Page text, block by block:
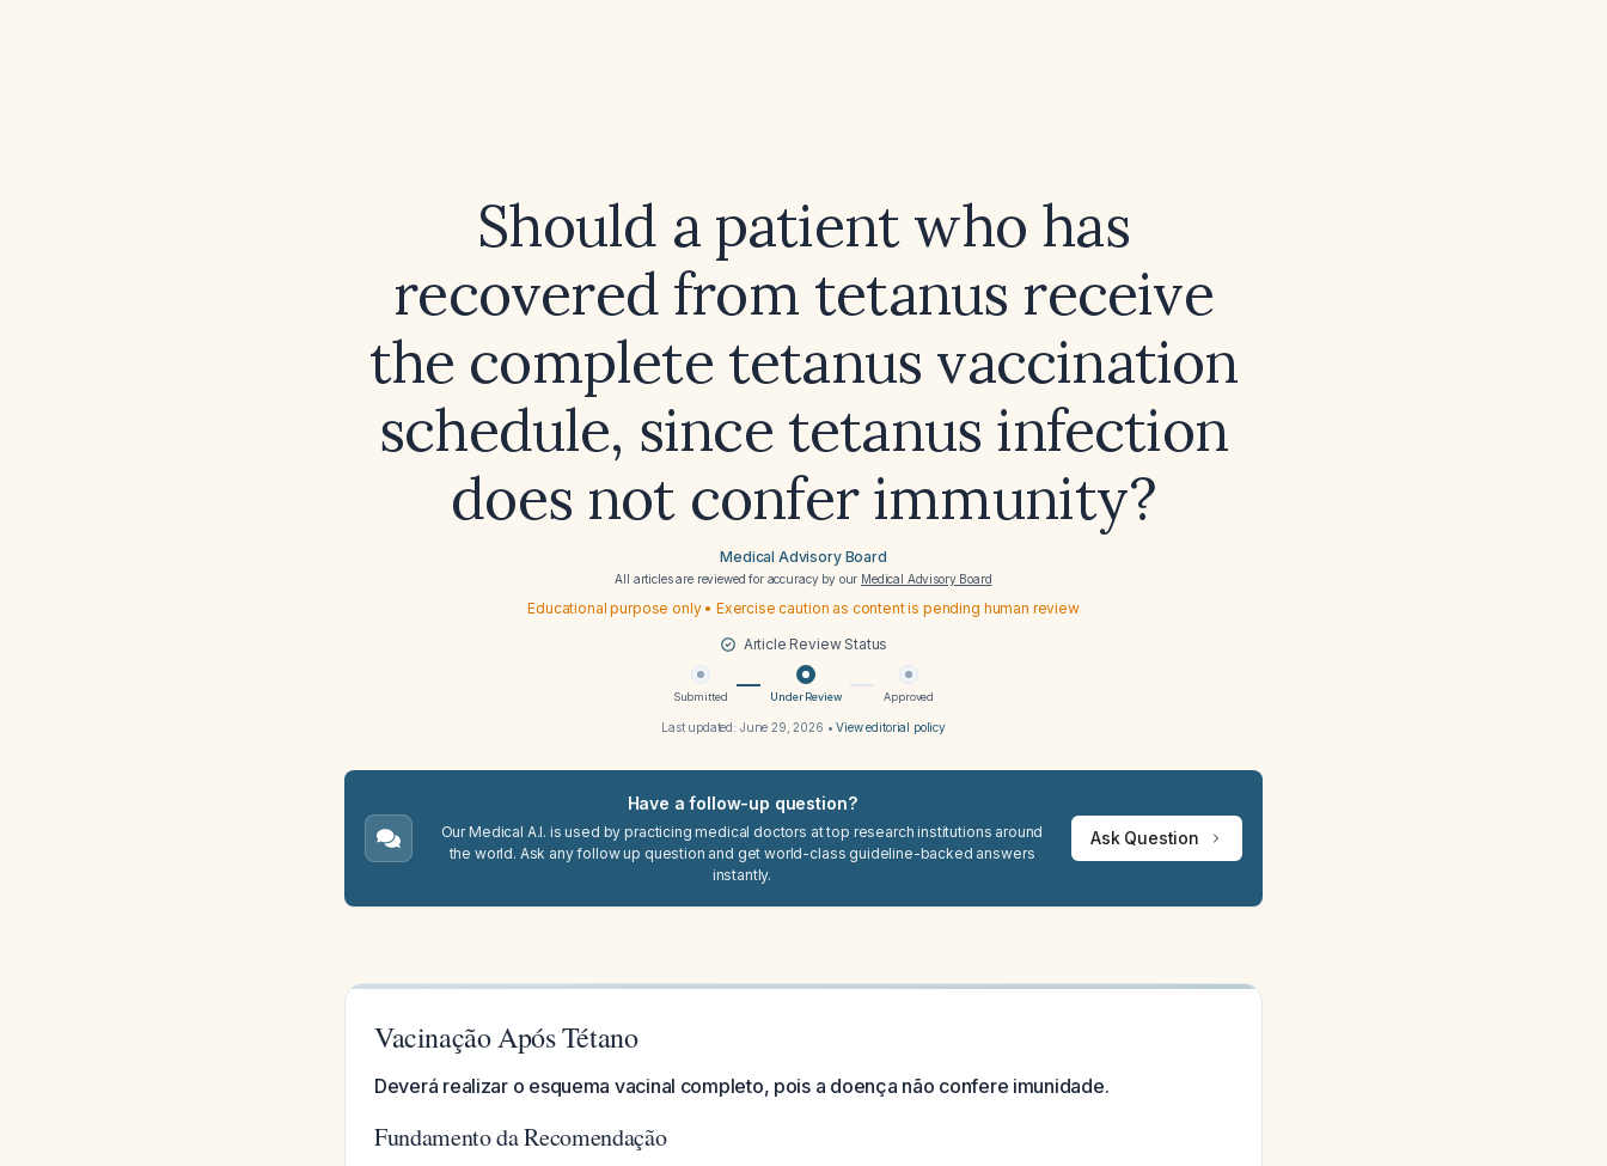
Should a patient who has
recovered from tetanus receive
the complete tetanus vaccination
schedule, since tetanus infection
does not confer immunity?
Medical Advisory Board
All articles are reviewed for accuracy by our Medical Advisory Board
Educational purpose only • Exercise caution as content is pending human review
Article Review Status
Submitted Under Review Approved
Last updated: June 29, 2026 •View editorial policy
Have a follow-up question?
Our Medical A.I. is used by practicing medical doctors at top research institutions around
the world. Ask any follow up question and get world-class guideline-backed answers
instantly.
Ask Question
Vacinação Após Tétano
Deverá realizar o esquema vacinal completo, pois a doença não confere imunidade.
Fundamento da Recomendação